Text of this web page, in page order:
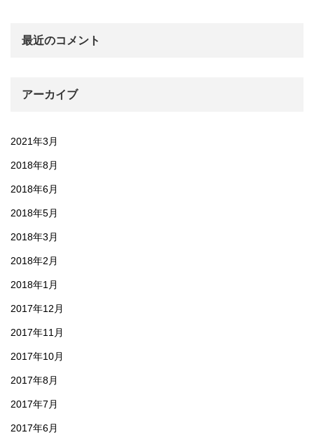
最近のコメント
アーカイブ
2021年3月
2018年8月
2018年6月
2018年5月
2018年3月
2018年2月
2018年1月
2017年12月
2017年11月
2017年10月
2017年8月
2017年7月
2017年6月